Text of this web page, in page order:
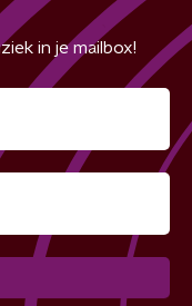
in je mailbox!